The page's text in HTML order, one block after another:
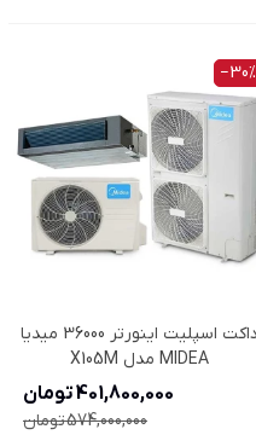
‎−30%
داکت اسپلیت اینورتر 36000 میدیا
MIDEA مدل X105M
401,800,000 تومان
574,000,000 تومان